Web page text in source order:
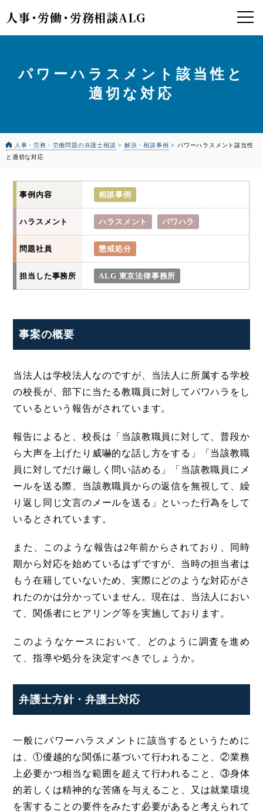
人事・労働・労務相談ALG
パワーハラスメント該当性と
適切な対応
人事・労務・労働問題の弁護士相談 >解決・相談事例 > パワーハラスメント該当性
と適切な対応
事例内容 相談事例
ハラスメント ハラスメント パワハラ
問題社員 懲戒処分
担当した事務所 ALG 東京法律事務所
事案の概要
当法人は学校法人なのですが、当法人に所属する学校
の校長が、部下に当たる教職員に対してパワハラをし
ているという報告がされています。
報告によると、校長は「当該教職員に対して、普段か
ら大声を上げたり威嚇的な話し方をする」「当該教職
員に対してだけ厳しく問い詰める」「当該教職員にメ
ールを送る際、当該教職員からの返信を無視して、繰
り返し同じ文言のメールを送る」といった行為をして
いるとされています。
また、このような報告は2年前からされており、同時
期から対応を始めているはずですが、当時の担当者は
もう在籍していないため、実際にどのような対応がさ
れたのかは分かっていません。現在は、当法人におい
て、関係者にヒアリング等を実施しております。
このようなケースにおいて、どのように調査を進め
て、指導や処分を決定すべきでしょうか。
弁護士方針・弁護士対応
一般にパワーハラスメントに該当するというために
は、①優越的な関係に基づいて行われること、②業務
上必要かつ相当な範囲を超えて行われること、③身体
的若しくは精神的な苦痛を与えること、又は就業環境
を害することの要件をみたす必要があると考えられて